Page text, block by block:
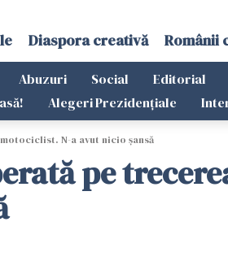
Diaspora creativă Românii
Abuzuri Social Editorial
Alegeri Prezidențiale
N-a avut nicio șansă
pe